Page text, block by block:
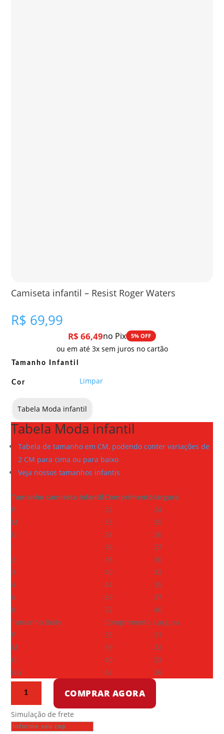
Camiseta infantil – Resist Roger Waters
R$ 69,99
R$ 66,49no Pix 5% OFF
ou em até 3x sem juros no cartão
Tamanho Infantil
Cor Limpar
Tabela Moda infantil
Tabela Moda infantil
Tabela de tamanho em CM, podendo conter variações de
2 CM para cima ou para baixo
Veja nossos tamanhos infantis
Tamanho camiseta infantil Comprimento largura
P
32
24
M
33
25
G
34
26
1
36
27
2
38
30
3
40
32
4
44
35
6
49
37
8
52
40
Tamanho Body
Comprimento Largura
P
35
21
M
39
22
G
40
23
GG
42 26
Resist
Roger
COMPRAR AGORA
Simulação de frete